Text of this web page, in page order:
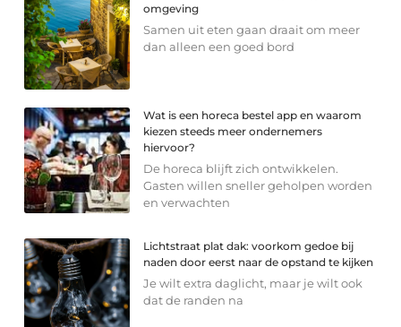
omgeving
Samen uit eten gaan draait om meer
dan alleen een goed bord
Wat is een horeca bestel app en waarom
kiezen steeds meer ondernemers
hiervoor?
De horeca blijft zich ontwikkelen.
Gasten willen sneller geholpen worden
en verwachten
Lichtstraat plat dak: voorkom gedoe bij
naden door eerst naar de opstand te kijken
Je wilt extra daglicht, maar je wilt ook
dat de randen na